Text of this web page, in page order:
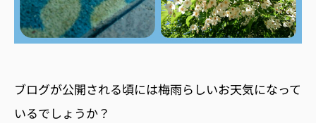
ブログが公開される頃には梅雨らしいお天気になって
いるでしょうか？